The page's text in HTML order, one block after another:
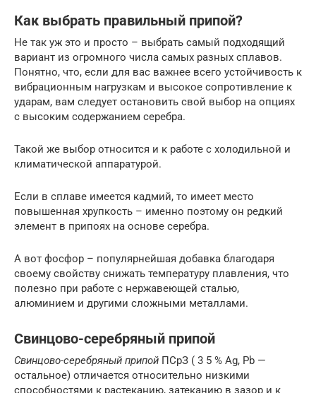
Как выбрать правильный припой?
Не так уж это и просто – выбрать самый подходящий
вариант из огромного числа самых разных сплавов.
Понятно, что, если для вас важнее всего устойчивость к
вибрационным нагрузкам и высокое сопротивление к
ударам, вам следует остановить свой выбор на опциях
с высоким содержанием серебра.
Такой же выбор относится и к работе с холодильной и
климатической аппаратурой.
Если в сплаве имеется кадмий, то имеет место
повышенная хрупкость – именно поэтому он редкий
элемент в припоях на основе серебра.
А вот фосфор – популярнейшая добавка благодаря
своему свойству снижать температуру плавления, что
полезно при работе с нержавеющей сталью,
алюминием и другими сложными металлами.
Свинцово-серебряный припой
Свинцово-серебряный припой ПСрЗ ( 3 5 % Ag, Pb —
остальное) отличается относительно низкими
способностями к растеканию, затеканию в зазор и к